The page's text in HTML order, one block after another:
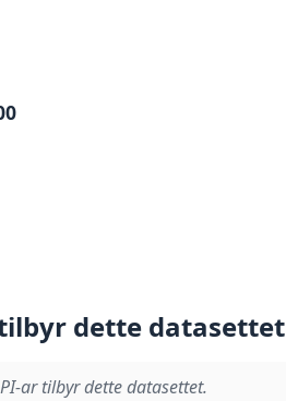
dette datasettet
ar tilbyr dette datasettet.